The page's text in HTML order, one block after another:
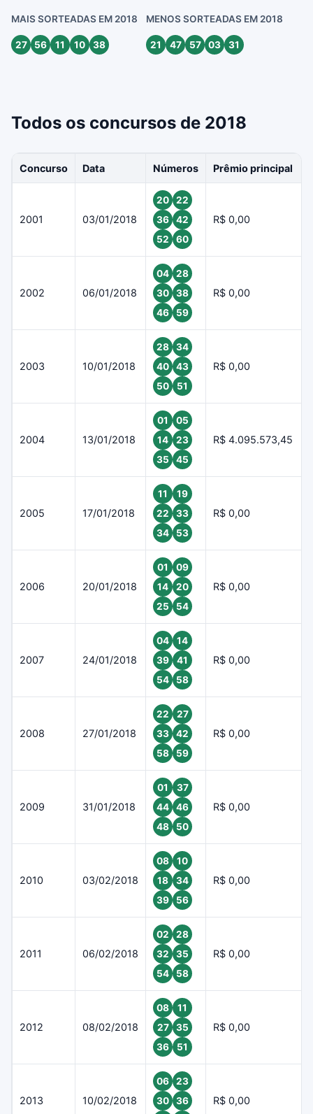
MAIS SORTEADAS EM 2018
27 56 11 10 38
MENOS SORTEADAS EM 2018
21 47 57 03 31
Todos os concursos de 2018
Concurso Data Números Prêmio principal
2001 03/01/2018
20
22
36
42
52
60
R$ 0,00
2002 06/01/2018
04
28
30
38
46
59
R$ 0,00
2003 10/01/2018
28
34
40
43
50
51
R$ 0,00
2004 13/01/2018
01
05
14
23
35
45
R$ 4.095.573,45
2005 17/01/2018
11
19
22
33
34
53
R$ 0,00
2006 20/01/2018
01
09
14
20
25
54
R$ 0,00
2007 24/01/2018
04
14
39
41
54
58
R$ 0,00
2008 27/01/2018
22
27
33
42
58
59
R$ 0,00
2009 31/01/2018
01
37
44
46
48
50
R$ 0,00
2010 03/02/2018
08
10
18
34
39
56
R$ 0,00
2011 06/02/2018
02
28
32
35
54
58
R$ 0,00
2012 08/02/2018
08
11
27
35
36
51
R$ 0,00
2013 10/02/2018
06
23
30
36
R$ 0,00